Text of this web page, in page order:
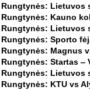
Rungtynės: Lietuvos
Rungtynės: Kauno
Rungtynės: Lietuvos
Rungtynės: Sporto
Rungtynės: Magnus
Rungtynės: Startas ‒
Rungtynės: Lietuvos
Rungtynės: KTU vs